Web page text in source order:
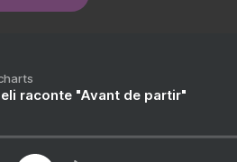
raconte "Avant de partir"